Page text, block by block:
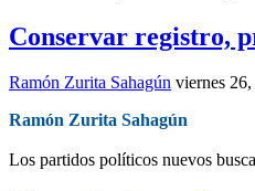
Conservar registro,
Ramón Zurita Sahagún viernes
Ramón Zurita Sahagún
Los partidos políticos nuevos